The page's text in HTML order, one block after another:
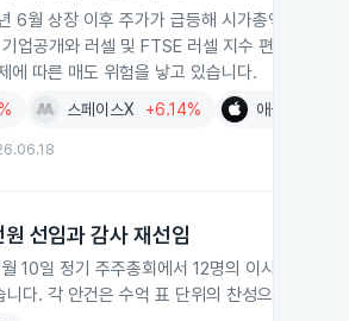
6월 상장 이후 주가가 급등해 시가총액이 2.6
업공개와 러셀 및 FTSE 러셀 지수 편입, 유통
에 따른 매도 위험을 낳고 있습니다.
스페이스X +6.14% 애플
선임과 감사 재선임
10일 정기 주주총회에서 12명의 이사 후보
니다. 각 안건은 수억 표 단위의 찬성으로 통과